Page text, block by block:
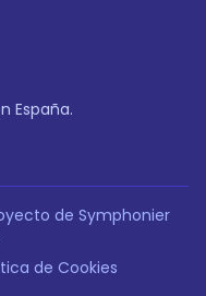
España.
de Symphonier
de Cookies